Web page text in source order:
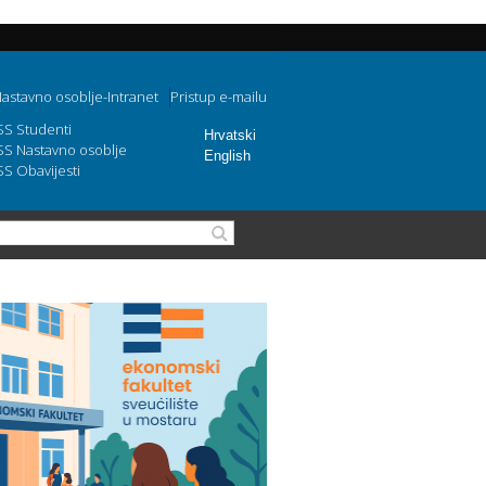
Hrvatski
English
osoblje-Intranet
Pristup e-mailu
Studenti
Nastavno osoblje
Obavijesti
pretraživanja